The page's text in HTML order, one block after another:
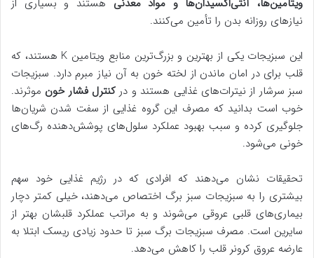
نیازهای روزانه بدن را تأمین می‌کنند.
این سبزیجات یکی از بهترین و بزرگ‌ترین منابع ویتامین K هستند، که
قلب برای در امان ماندن از لخته خون به آن نیاز مبرم دارد. سبزیجات
سبز سرشار از نیترات‌های غذایی هستند و در کنترل فشار خون موثرند.
خوب است بدانید که مصرف این گروه غذایی از سفت شدن شریان‌ها
جلوگیری کرده و سبب بهبود عملکرد سلول‌های پوشش‌دهنده رگ‌های
خونی می‌شود.
تحقیقات نشان می‌دهند که افرادی که در رژیم غذایی خود سهم
بیشتری را به سبزیجات سبز برگ اختصاص می‌دهند، خیلی کمتر دچار
بیماری‌های قلبی عروقی می‌شوند و به مراتب عملکرد قلبشان بهتر از
سایرین است. مصرف سبزیجات برگ سبز تا حدود زیادی ریسک ابتلا به
عارضه عروق کرونر قلب را کاهش می‌دهد.